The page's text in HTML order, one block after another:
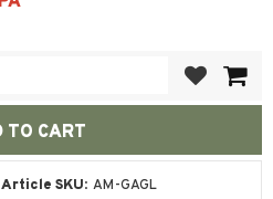
Article SKU AM-GAGL